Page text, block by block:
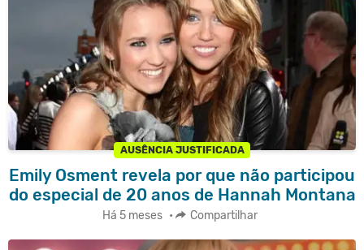
AUSÊNCIA JUSTIFICADA
Emily Osment revela por que não participou
do especial de 20 anos de Hannah Montana
Há 5 meses • Compartilhar